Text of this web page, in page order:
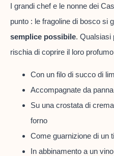
I grandi chef e le nonne dei
punto : le fragoline di bosco si
semplice possibile. Qualsiasi
rischia di coprire il loro
Con un filo di succo di
Accompagnate da
Su una crostata di
forno
Come guarnizione di un
In abbinamento a un